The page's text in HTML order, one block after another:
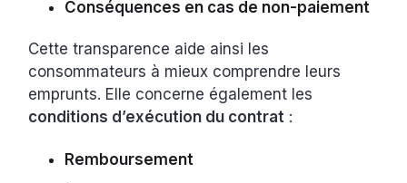
Conséquences en cas de non-paiement
Cette transparence aide ainsi les
consommateurs à mieux comprendre leurs
emprunts. Elle concerne également les
conditions d’exécution du contrat :
Remboursement